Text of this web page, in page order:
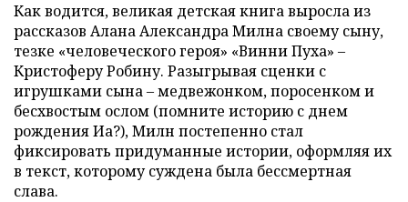
Как водится, великая детская книга выросла из
рассказов Алана Александра Милна своему сыну,
тезке «человеческого героя» «Винни Пуха» –
Кристоферу Робину. Разыгрывая сценки с
игрушками сына – медвежонком, поросенком и
бесхвостым ослом (помните историю с днем
рождения Иа?), Милн постепенно стал
фиксировать придуманные истории, оформляя их
в текст, которому суждена была бессмертная
слава.